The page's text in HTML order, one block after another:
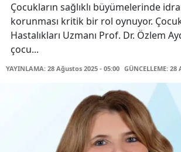
Çocukların sağlıklı büyümelerinde
korunması kritik bir rol oynuyor. Çocuk
Hastalıkları Uzmanı Prof. Dr. Özlem
çocu...
YAYINLAMA: 28 Ağustos 2025 - 05:00 GÜNCELLEME: